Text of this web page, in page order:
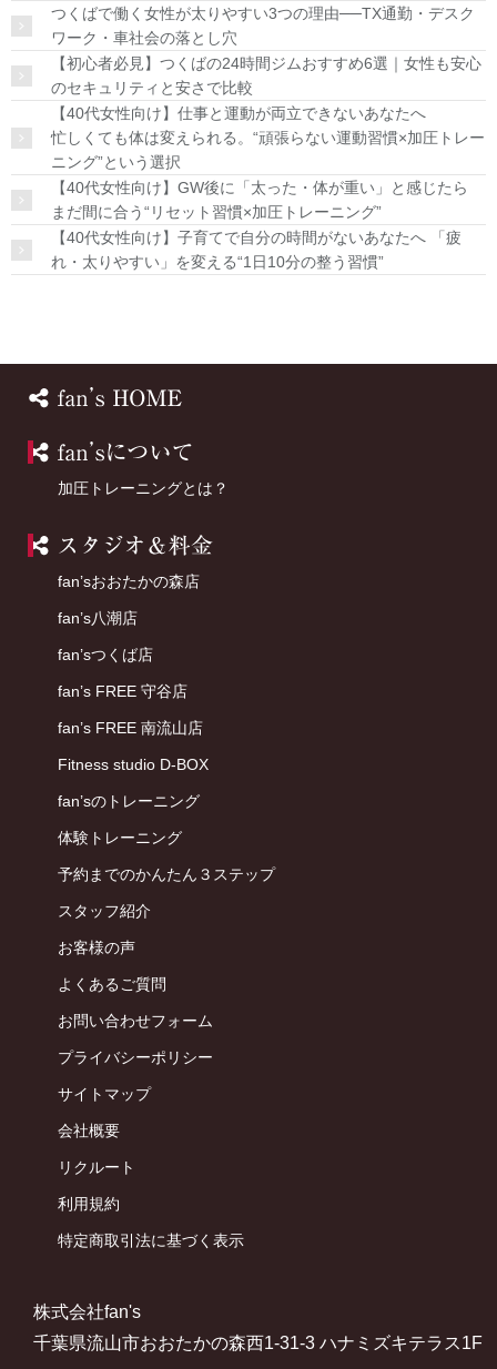
つくばで働く女性が太りやすい3つの理由──TX通勤・デスク
ワーク・車社会の落とし穴
【初心者必見】つくばの24時間ジムおすすめ6選｜女性も安心
のセキュリティと安さで比較
【40代女性向け】仕事と運動が両立できないあなたへ
忙しくても体は変えられる。“頑張らない運動習慣×加圧トレー
ニング”という選択
【40代女性向け】GW後に「太った・体が重い」と感じたら
まだ間に合う“リセット習慣×加圧トレーニング”
【40代女性向け】子育てで自分の時間がないあなたへ 「疲
れ・太りやすい」を変える“1日10分の整う習慣”
加圧トレーニングとは？
fan’sおおたかの森店
fan’s八潮店
fan’sつくば店
fan’s FREE 守谷店
fan’s FREE 南流山店
Fitness studio D-BOX
fan’sのトレーニング
体験トレーニング
予約までのかんたん３ステップ
スタッフ紹介
お客様の声
よくあるご質問
お問い合わせフォーム
プライバシーポリシー
サイトマップ
会社概要
リクルート
利用規約
特定商取引法に基づく表示
株式会社fan's
千葉県流山市おおたかの森西1-31-3 ハナミズキテラス1F